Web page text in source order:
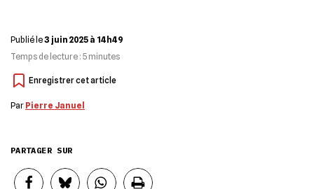
Publié le3 juin 2025 à 14h49
Temps de lecture : 5 minutes
Par Pierre Januel
PARTAGER SUR